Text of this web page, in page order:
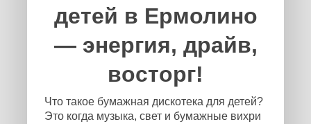
детей в Ермолино
— энергия, драйв,
восторг!
Что такое бумажная дискотека для детей?
Это когда музыка, свет и бумажные вихри